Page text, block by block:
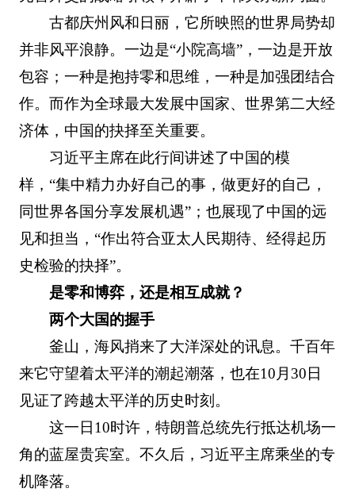
古都庆州风和日丽，它所映照的世界局势却
并非风平浪静。一边是“小院高墙”，一边是开放
包容；一种是抱持零和思维，一种是加强团结合
作。而作为全球最大发展中国家、世界第二大经
济体，中国的抉择至关重要。
习近平主席在此行间讲述了中国的模
样，“集中精力办好自己的事，做更好的自己，
同世界各国分享发展机遇”；也展现了中国的远
见和担当，“作出符合亚太人民期待、经得起历
史检验的抉择”。
是零和博弈，还是相互成就？
两个大国的握手
釜山，海风捎来了大洋深处的讯息。千百年
来它守望着太平洋的潮起潮落，也在10月30日
见证了跨越太平洋的历史时刻。
这一日10时许，特朗普总统先行抵达机场一
角的蓝屋贵宾室。不久后，习近平主席乘坐的专
机降落。